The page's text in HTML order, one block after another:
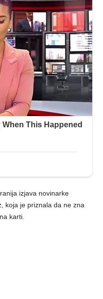
izjava novinarke
koja je priznala da ne zna
karti.